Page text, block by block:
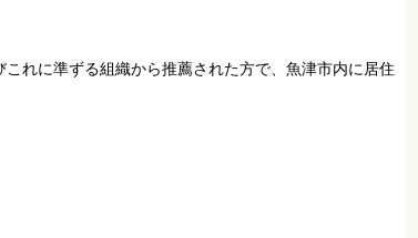
れに準ずる組織から推薦された方で、魚津市内に居住